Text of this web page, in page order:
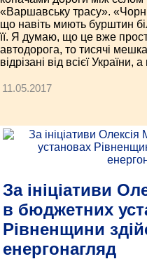
«Варшавську трасу».
що навіть миють бурштин
її. Я думаю, що це вже
автодорога, то тисячі
відрізані від всієї
11.05.2017
За ініціативи
в бюджетних
Рівненщини
енергонагляд